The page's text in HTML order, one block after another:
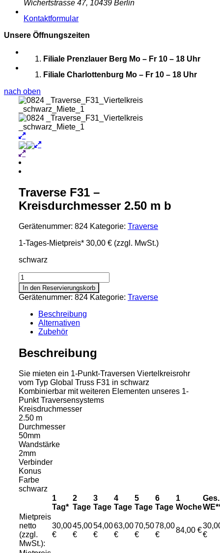
Wichertstrasse 47, 10439 Berlin
Kontaktformular
Unsere Öffnungszeiten
Filiale Prenzlauer Berg Mo – Fr 10 – 18 Uhr
Filiale Charlottenburg Mo – Fr 10 – 18 Uhr
nach oben
Traverse F31 –
Kreisdurchmesser 2.50 m b
Gerätenummer: 824 Kategorie: Traverse
1-Tages-Mietpreis* 30,00 € (zzgl. MwSt.)
schwarz
Traverse
F31
-
Kreisdurchmesser
2.50
Menge
In den Reservierungskorb
Gerätenummer: 824 Kategorie: Traverse
Beschreibung
Alternativen
Zubehör
Beschreibung
Sie mieten ein 1-Punkt-Traversen Viertelkreisrohr
vom Typ Global Truss F31 in schwarz
Kombinierbar mit weiteren Elementen unseres 1-
Punkt Traversensystems
Kreisdruchmesser
2.50 m
Durchmesser
50mm
Wandstärke
2mm
Verbinder
Konus
Farbe
schwarz
1
Tag*
2
Tage
3
Tage
4
Tage
5
Tage
6
Tage
1
Woche
Ges.
Mietpreis
netto
(zzgl.
MwSt.):
30,00
€
45,00
€
54,00
€
63,00
€
70,50
€
78,00
€
84,00 €
€